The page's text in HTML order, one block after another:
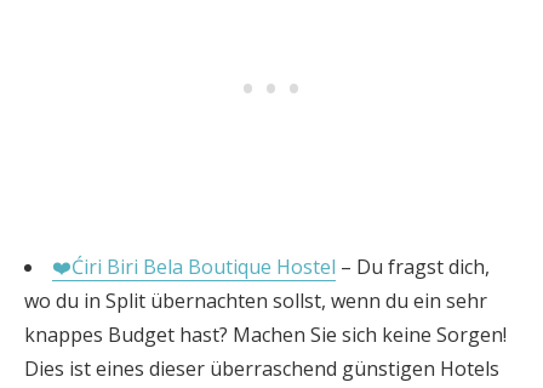
❤️Ćiri Biri Bela Boutique Hostel – Du fragst dich,
wo du in Split übernachten sollst, wenn du ein sehr
knappes Budget hast? Machen Sie sich keine Sorgen!
Dies ist eines dieser überraschend günstigen Hotels